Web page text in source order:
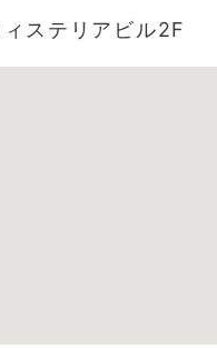
ステリアビル2F